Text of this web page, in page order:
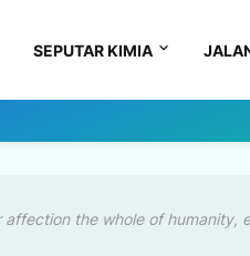
SEPUTAR KIMIA
affection the whole of